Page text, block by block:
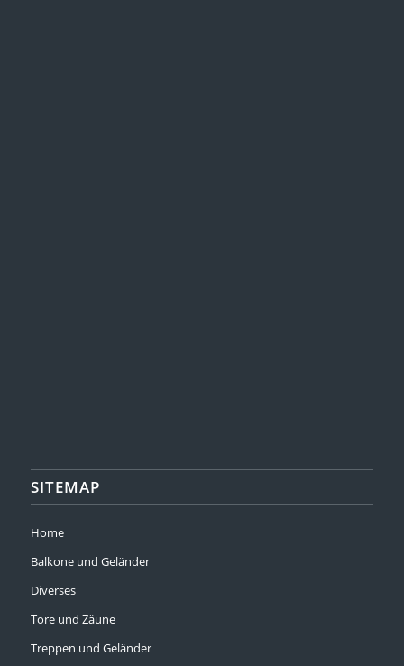
SITEMAP
Home
Balkone und Geländer
Diverses
Tore und Zäune
Treppen und Geländer